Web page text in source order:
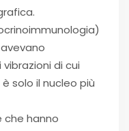
di cui
solo il nucleo più
che hanno